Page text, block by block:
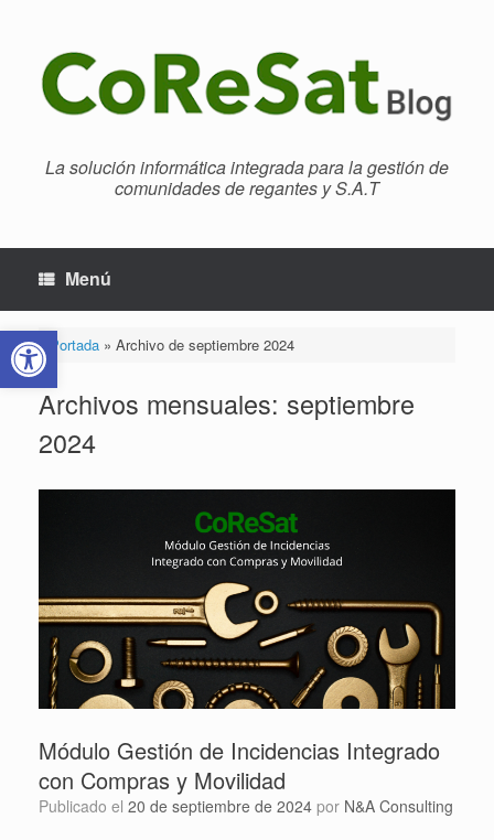
Abrir barra de herramientas
contenido
La solución informática integrada para la gestión de
comunidades de regantes y S.A.T
Menú
Portada» Archivo de septiembre 2024
Archivos mensuales: septiembre
2024
Módulo Gestión de Incidencias Integrado
con Compras y Movilidad
Publicado el 20 de septiembre de 2024 por N&A Consulting